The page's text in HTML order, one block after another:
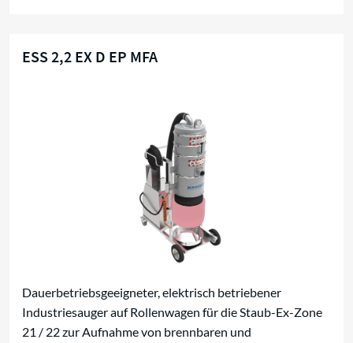
ESS 2,2 EX D EP MFA
Dauerbetriebsgeeigneter, elektrisch betriebener
Industriesauger auf Rollenwagen für die Staub-Ex-Zone
21 / 22 zur Aufnahme von brennbaren und